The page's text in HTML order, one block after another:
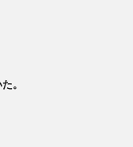
。